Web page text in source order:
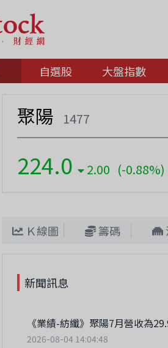
自選股 大盤指數
聚陽 1477
224.0 2.00 (-0.88%)
Ｋ線圖 籌碼
新聞訊息
《業績-紡纖》聚陽7月營收為
2026-08-04 14:04:48